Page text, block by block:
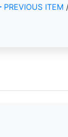
PREVIOUS ITEM